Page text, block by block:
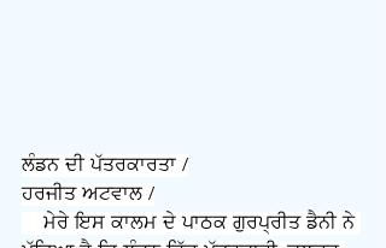
ਲੰਡਨ ਦੀ ਪੱਤਰਕਾਰਤਾ /
ਹਰਜੀਤ ਅਟਵਾਲ /
ਮੇਰੇ ਇਸ ਕਾਲਮ ਦੇ ਪਾਠਕ ਗੁਰਪ੍ਰੀਤ ਡੈਨੀ ਨੇ